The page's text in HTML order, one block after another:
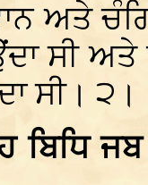
ਅਤੇ
ਸੀ
ਸੀ। ੨।
ਬਿਧਿ